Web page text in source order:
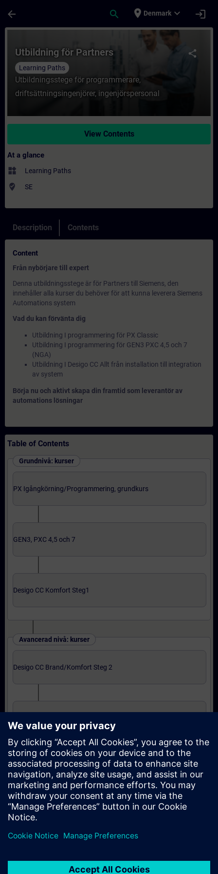
arrow_back search place Denmark expand_more login
Course - Utbildning för Partners -
share
Utbildning för Partners
Learning Paths
Utbildningsstege för programmerare,
driftsättningsingenjörer, ingenjörspersonal
View Contents
At a glance
widgets Learning Paths
where_to_vote SE
Description Contents
Content
Från nybörjare till expert
Denna utbildningsstege är för Partners till Siemens, den
innehåller alla kurser du behöver för att kunna leverera Siemens
Automations system
Vad du kan förvänta dig
Utbildning I programmering för PX Classic
Utbildning I programmering för GEN3 PXC 4,5 och 7
(NGA)
Utbildning I Desigo CC Allt från installation till integration
av system
Börja nu och aktivt skapa din framtid som leverantör av
automations lösningar
Table of Contents
Grundnivå: kurser
PX Igångkörning/Programmering, grundkurs
GEN3, PXC 4,5 och 7
Desigo CC Komfort Steg1
Avancerad nivå: kurser
Desigo CC Brand/Komfort Steg 2
Expertnivå: kurser
Integration till Desigo CC